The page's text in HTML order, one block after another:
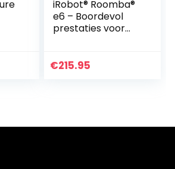
iRobot® Roomba®
e6 – Boordevol
prestaties voor
€215.95